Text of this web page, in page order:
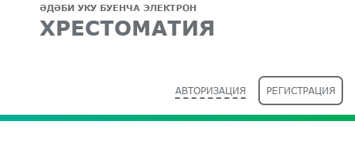
ӘДӘБИ УКУ БУЕНЧА ЭЛЕКТРОН
ХРЕСТОМАТИЯ
АВТОРИЗАЦИЯ РЕГИСТРАЦИЯ